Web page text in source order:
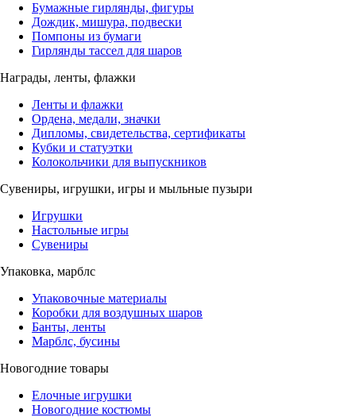
Бумажные гирлянды, фигуры
Дождик, мишура, подвески
Помпоны из бумаги
Гирлянды тассел для шаров
Награды, ленты, флажки
Ленты и флажки
Ордена, медали, значки
Дипломы, свидетельства, сертификаты
Кубки и статуэтки
Колокольчики для выпускников
Сувениры, игрушки, игры и мыльные пузыри
Игрушки
Настольные игры
Сувениры
Упаковка, марблс
Упаковочные материалы
Коробки для воздушных шаров
Банты, ленты
Марблс, бусины
Новогодние товары
Елочные игрушки
Новогодние костюмы